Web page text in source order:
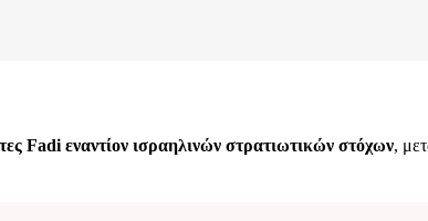
Fadi εναντίον ισραηλινών στρατιωτικών στόχων,